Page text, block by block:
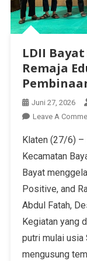
LDII
Remaja
Juni 27, 2026
Leave A
Klaten (27/6) –
Kecamatan
Bayat
Positive, and
Abdul Fatah,
Kegiatan yang
putri mulai usia
mengusung